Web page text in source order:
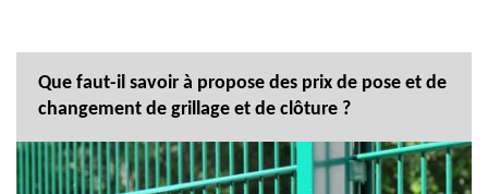
Que faut-il savoir à propose des prix de pose et de
changement de grillage et de clôture ?